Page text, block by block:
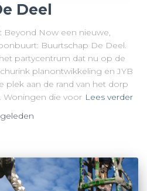
Deel
Beyond Now een nieuwe,
Buurtschap De Deel.
partycentrum dat nu op de
planontwikkeling en JYB
plek aan de rand van het dorp
Woningen die voor Lees verder
geleden